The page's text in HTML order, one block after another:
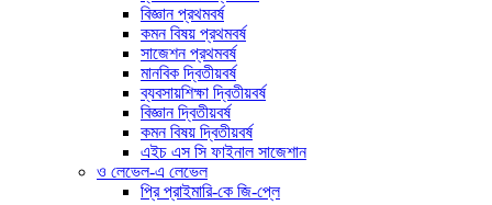
বিজ্ঞান প্রথমবর্ষ
কমন বিষয় প্রথমবর্ষ
সাজেশন প্রথমবর্ষ
মানবিক দ্বিতীয়বর্ষ
ব্যবসায়শিক্ষা দ্বিতীয়বর্ষ
বিজ্ঞান দ্বিতীয়বর্ষ
কমন বিষয় দ্বিতীয়বর্ষ
এইচ এস সি ফাইনাল সাজেশান
ও লেভেল-এ লেভেল
প্রি প্রাইমারি-কে জি-প্লে